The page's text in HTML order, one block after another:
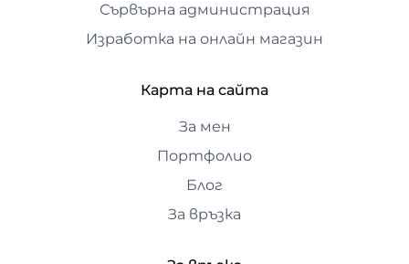
Сървърна администрация
Изработка на онлайн магазин
Карта на сайта
За мен
Портфолио
Блог
За връзка